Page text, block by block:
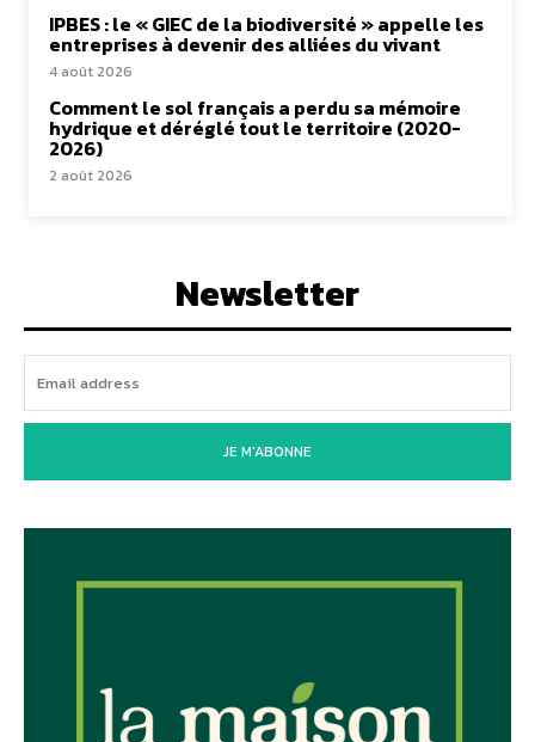
IPBES : le « GIEC de la biodiversité » appelle les
entreprises à devenir des alliées du vivant
4 août 2026
Comment le sol français a perdu sa mémoire
hydrique et déréglé tout le territoire (2020-
2026)
2 août 2026
Newsletter
JE M'ABONNE